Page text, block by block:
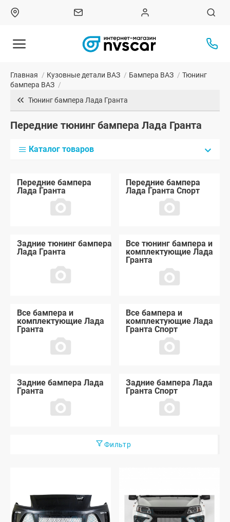
Главная / Кузовные детали ВАЗ / Бампера ВАЗ / Тюнинг
бампера ВАЗ /
Тюнинг бампера Лада Гранта
Передние тюнинг бампера Лада Гранта
Каталог товаров
Передние бампера
Лада Гранта
Передние бампера
Лада Гранта Спорт
Задние тюнинг бампера
Лада Гранта
Все тюнинг бампера и
комплектующие Лада
Гранта
Все бампера и
комплектующие Лада
Гранта
Все бампера и
комплектующие Лада
Гранта Спорт
Задние бампера Лада
Гранта
Задние бампера Лада
Гранта Спорт
Фильтр